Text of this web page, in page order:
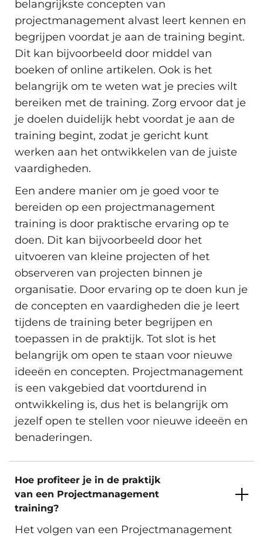
belangrijkste concepten van
projectmanagement alvast leert kennen en
begrijpen voordat je aan de training begint.
Dit kan bijvoorbeeld door middel van
boeken of online artikelen. Ook is het
belangrijk om te weten wat je precies wilt
bereiken met de training. Zorg ervoor dat je
je doelen duidelijk hebt voordat je aan de
training begint, zodat je gericht kunt
werken aan het ontwikkelen van de juiste
vaardigheden.
Een andere manier om je goed voor te
bereiden op een projectmanagement
training is door praktische ervaring op te
doen. Dit kan bijvoorbeeld door het
uitvoeren van kleine projecten of het
observeren van projecten binnen je
organisatie. Door ervaring op te doen kun je
de concepten en vaardigheden die je leert
tijdens de training beter begrijpen en
toepassen in de praktijk. Tot slot is het
belangrijk om open te staan voor nieuwe
ideeën en concepten. Projectmanagement
is een vakgebied dat voortdurend in
ontwikkeling is, dus het is belangrijk om
jezelf open te stellen voor nieuwe ideeën en
benaderingen.
Hoe profiteer je in de praktijk
van een Projectmanagement
training?
Het volgen van een Projectmanagement